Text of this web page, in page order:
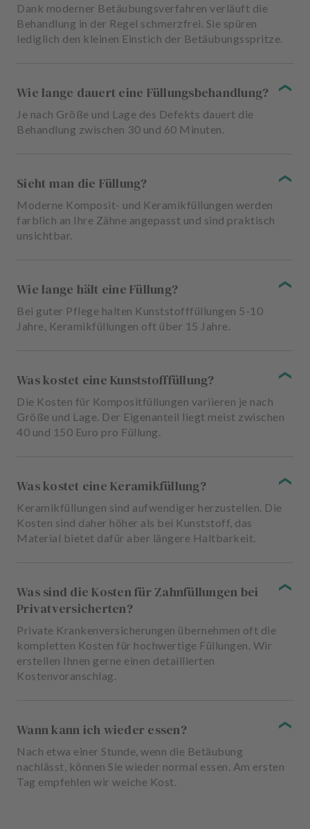
Dank moderner Betäubungsverfahren verläuft die
Behandlung in der Regel schmerzfrei. Sie spüren
lediglich den kleinen Einstich der Betäubungsspritze.
Wie lange dauert eine Füllungsbehandlung?
Je nach Größe und Lage des Defekts dauert die
Behandlung zwischen 30 und 60 Minuten.
Sieht man die Füllung?
Moderne Komposit- und Keramikfüllungen werden
farblich an Ihre Zähne angepasst und sind praktisch
unsichtbar.
Wie lange hält eine Füllung?
Bei guter Pflege halten Kunststofffüllungen 5-10
Jahre, Keramikfüllungen oft über 15 Jahre.
Was kostet eine Kunststofffüllung?
Die Kosten für Kompositfüllungen variieren je nach
Größe und Lage. Der Eigenanteil liegt meist zwischen
40 und 150 Euro pro Füllung.
Was kostet eine Keramikfüllung?
Keramikfüllungen sind aufwendiger herzustellen. Die
Kosten sind daher höher als bei Kunststoff, das
Material bietet dafür aber längere Haltbarkeit.
Was sind die Kosten für Zahnfüllungen bei
Privatversicherten?
Private Krankenversicherungen übernehmen oft die
kompletten Kosten für hochwertige Füllungen. Wir
erstellen Ihnen gerne einen detaillierten
Kostenvoranschlag.
Wann kann ich wieder essen?
Nach etwa einer Stunde, wenn die Betäubung
nachlässt, können Sie wieder normal essen. Am ersten
Tag empfehlen wir weiche Kost.